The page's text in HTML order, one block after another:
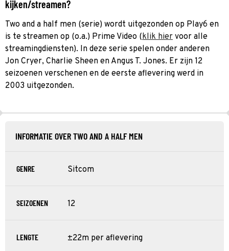
kijken/streamen?
Two and a half men (serie) wordt uitgezonden op Play6 en
is te streamen op (o.a.) Prime Video (klik hier voor alle
streamingdiensten). In deze serie spelen onder anderen
Jon Cryer, Charlie Sheen en Angus T. Jones. Er zijn 12
seizoenen verschenen en de eerste aflevering werd in
2003 uitgezonden.
INFORMATIE OVER TWO AND A HALF MEN
GENRE Sitcom
SEIZOENEN 12
LENGTE ±22m per aflevering